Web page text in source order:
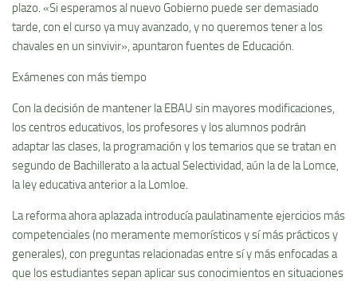
plazo. «Si esperamos al nuevo Gobierno puede ser demasiado
tarde, con el curso ya muy avanzado, y no queremos tener a los
chavales en un sinvivir», apuntaron fuentes de Educación.
Exámenes con más tiempo
Con la decisión de mantener la EBAU sin mayores modificaciones,
los centros educativos, los profesores y los alumnos podrán
adaptar las clases, la programación y los temarios que se tratan en
segundo de Bachillerato a la actual Selectividad, aún la de la Lomce,
la ley educativa anterior a la Lomloe.
La reforma ahora aplazada introducía paulatinamente ejercicios más
competenciales (no meramente memorísticos y sí más prácticos y
generales), con preguntas relacionadas entre sí y más enfocadas a
que los estudiantes sepan aplicar sus conocimientos en situaciones